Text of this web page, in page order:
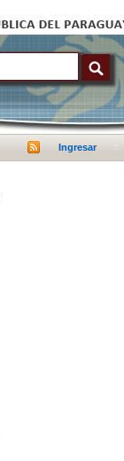
Ingresar